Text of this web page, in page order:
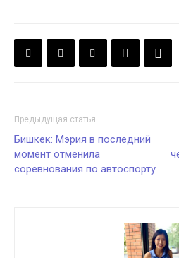
Предыдущая статья
Бишкек: Мэрия в последний
момент отменила
соревнования по автоспорту